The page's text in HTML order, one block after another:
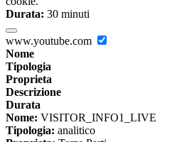
Durata: 30 minuti
www.youtube.com
Nome
Tipologia
Proprieta
Descrizione
Durata
Nome: VISITOR_INFO1_LIVE
Tipologia: analitico